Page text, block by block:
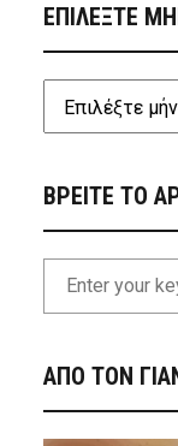
ΕΠΙΛΕΞΤΕ
ΒΡΕΙΤΕ ΤΟ
ΑΠΟ ΤΟΝ